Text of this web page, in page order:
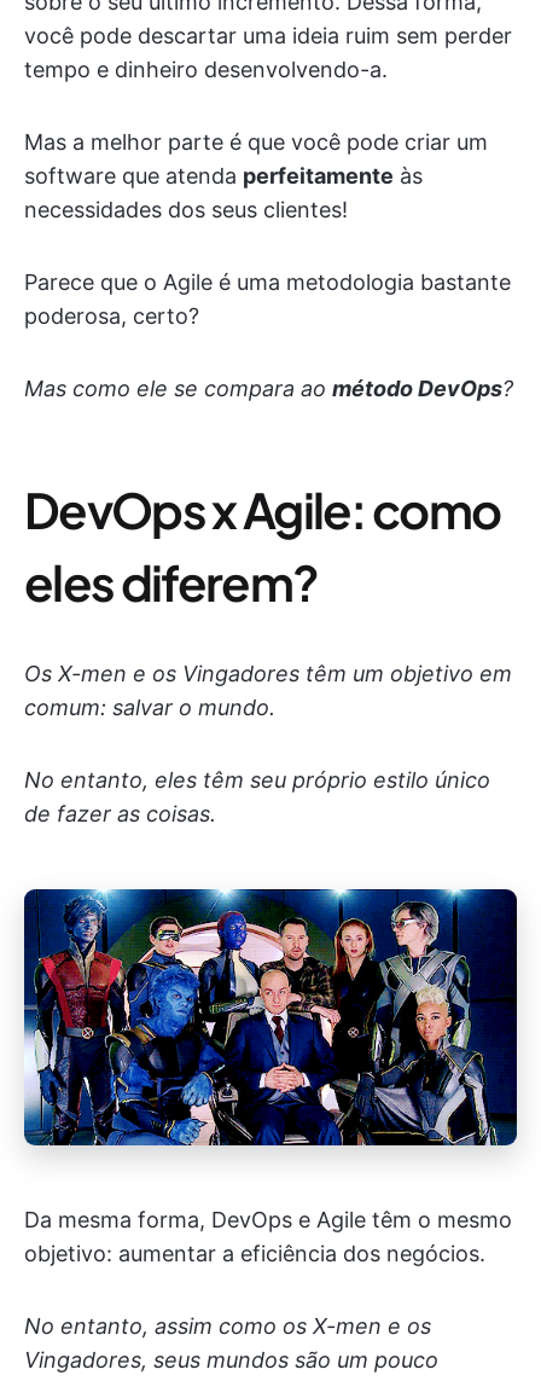
você pode descartar uma ideia ruim sem perder
tempo e dinheiro desenvolvendo-a.
Mas a melhor parte é que você pode criar um
software que atenda perfeitamente às
necessidades dos seus clientes!
Parece que o Agile é uma metodologia bastante
poderosa, certo?
Mas como ele se compara ao método DevOps?
DevOps x Agile: como
eles diferem?
Os X-men e os Vingadores têm um objetivo em
comum: salvar o mundo.
No entanto, eles têm seu próprio estilo único
de fazer as coisas.
Da mesma forma, DevOps e Agile têm o mesmo
objetivo: aumentar a eficiência dos negócios.
No entanto, assim como os X-men e os
Vingadores, seus mundos são um pouco